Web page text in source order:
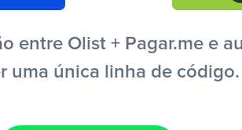
entre Olist + Pagar.me e
uma única linha de código.